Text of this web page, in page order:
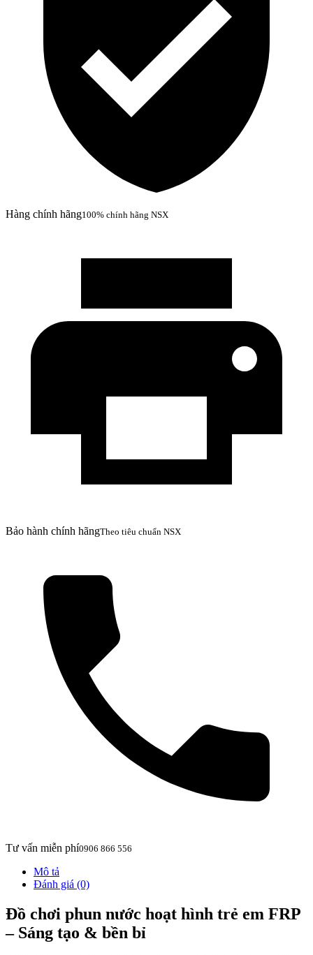
Hàng chính hãng100% chính hãng NSX
Bảo hành chính hãngTheo tiêu chuẩn NSX
Tư vấn miễn phí0906 866 556
Mô tả
Đánh giá (0)
Đồ chơi phun nước hoạt hình trẻ em FRP
– Sáng tạo & bền bỉ